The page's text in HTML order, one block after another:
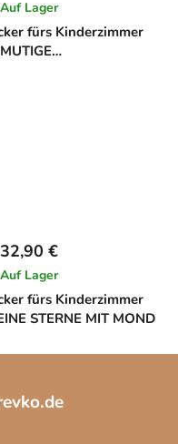
fürs Kinderzimmer
Auf Lager
fürs Kinderzimmer
STERNE MIT MOND
32,90 €
Auf Lager